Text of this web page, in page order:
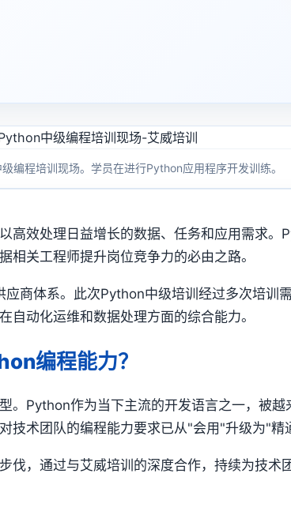
编程培训现场。学员在进行Python应用程序开发训练。
高效处理日益增长的数据、任务和应用需求
相关工程师提升岗位竞争力的必由之路。
商体系。此次Python中级培训经过多次培训
自动化运维和数据处理方面的综合能力。
编程能力？
。Python作为当下主流的开发语言之一，被
技术团队的编程能力要求已从"会用"升级为"精
伐，通过与艾威培训的深度合作，持续为技